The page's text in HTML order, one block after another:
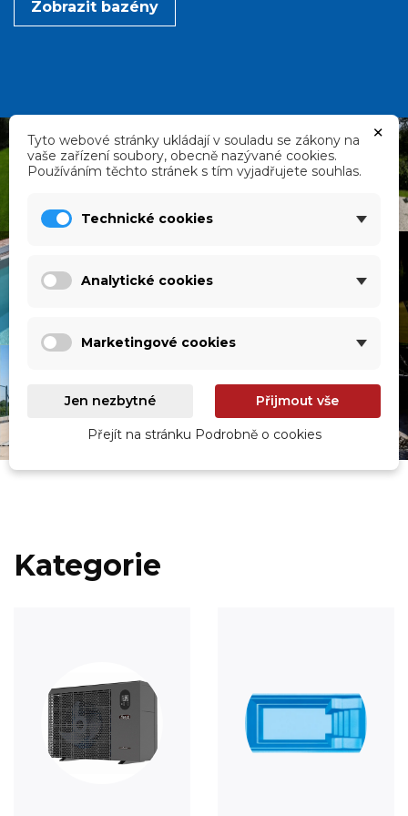
Zobrazit bazény
Kategorie
×
Tyto webové stránky ukládají v souladu se zákony na
vaše zařízení soubory, obecně nazývané cookies.
Používáním těchto stránek s tím vyjadřujete souhlas.
Technické cookies
Analytické cookies
Marketingové cookies
Jen nezbytné Přijmout vše
Přejít na stránku Podrobně o cookies